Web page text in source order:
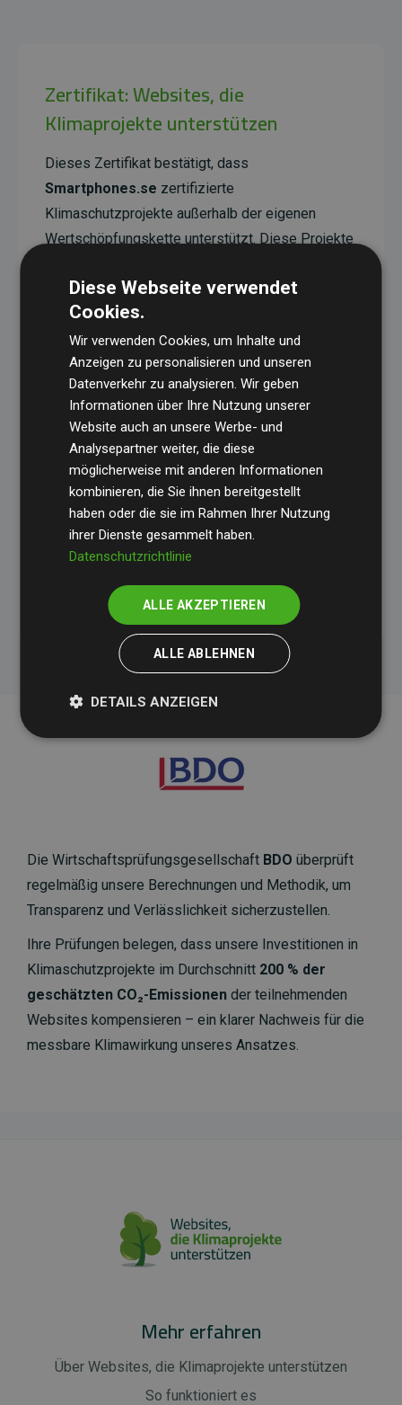
Zertifikat: Websites, die
Klimaprojekte unterstützen
Dieses Zertifikat bestätigt, dass
Smartphones.se zertifizierte
Klimaschutzprojekte außerhalb der eigenen
Wertschöpfungskette unterstützt. Diese Projekte
Wirkung, die im Durchschnitt dem Doppelten der
geschätzten Emissionen der Website entspricht.
Alle unterstützten Projekte werden durch
Standardverifiziert und erfüllen höchste
Anforderungen an Qualität, tatsächliche
Klimawirkung und Transparenz. Weitere
Informationen zu den einzelnen Projekten finden
Sie hier.
Initiative Websites, die Klimaprojekte unterstützen
Die Wirtschaftsprüfungsgesellschaft BDO überprüft
regelmäßig unsere Berechnungen und Methodik, um
Transparenz und Verlässlichkeit sicherzustellen.
Ihre Prüfungen belegen, dass unsere Investitionen in
Klimaschutzprojekte im Durchschnitt 200 % der
geschätzten CO₂-Emissionen der teilnehmenden
Websites kompensieren – ein klarer Nachweis für die
messbare Klimawirkung unseres Ansatzes.
Mehr erfahren
Über Websites, die Klimaprojekte unterstützen
So funktioniert es
Diese Webseite verwendet
Cookies.
Wir verwenden Cookies, um Inhalte und
Anzeigen zu personalisieren und unseren
Datenverkehr zu analysieren. Wir geben
Informationen über Ihre Nutzung unserer
Website auch an unsere Werbe- und
Analysepartner weiter, die diese
möglicherweise mit anderen Informationen
kombinieren, die Sie ihnen bereitgestellt
haben oder die sie im Rahmen Ihrer Nutzung
ihrer Dienste gesammelt haben.
Datenschutzrichtlinie
ALLE AKZEPTIEREN
ALLE ABLEHNEN
DETAILS ANZEIGEN